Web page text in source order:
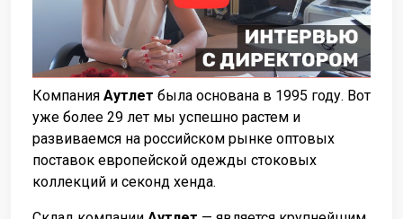
Компания Аутлет была основана в 1995 году. Вот
уже более 29 лет мы успешно растем и
развиваемся на российском рынке оптовых
поставок европейской одежды стоковых
коллекций и секонд хенда.